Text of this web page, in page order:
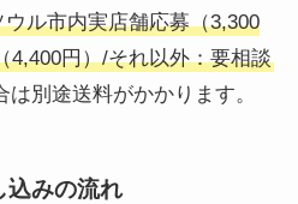
ル市内実店舗応募（3,300
4,400円）/それ以外：要相談
別途送料がかかります。
込みの流れ